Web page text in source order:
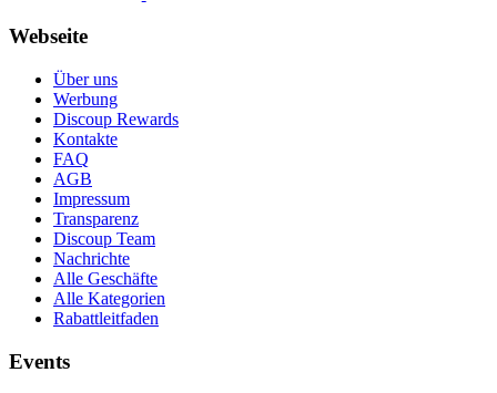
Webseite
Über uns
Werbung
Discoup Rewards
Kontakte
FAQ
AGB
Impressum
Transparenz
Discoup Team
Nachrichte
Alle Geschäfte
Alle Kategorien
Rabattleitfaden
Events